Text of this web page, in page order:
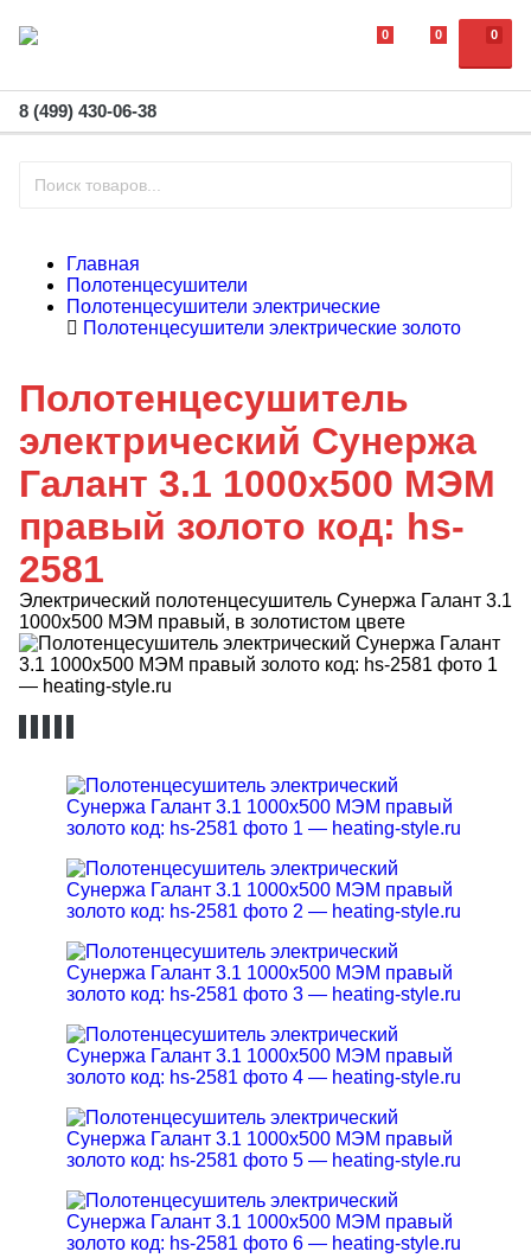
0
0 0
8 (499) 430-06-38
Главная
Полотенцесушители
Полотенцесушители электрические
Полотенцесушители электрические золото
Полотенцесушитель
электрический Сунержа
Галант 3.1 1000x500 МЭМ
правый золото код: hs-
2581
Электрический полотенцесушитель Сунержа Галант 3.1
1000x500 МЭМ правый, в золотистом цвете